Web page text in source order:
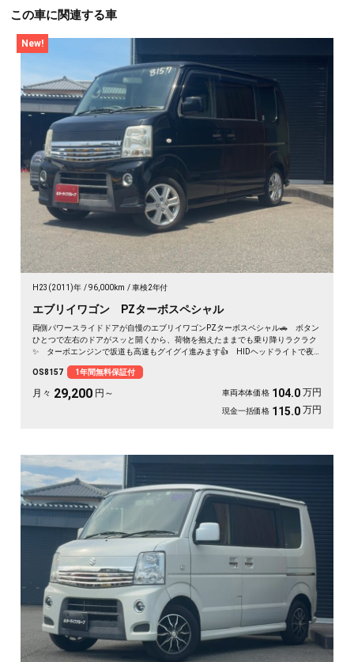
この車に関連する車
New!
H23(2011)年 96,000km 車検2年付
エブリイワゴン PZターボスペシャル
両側パワースライドドアが自慢のエブリイワゴンPZターボスペシャル🚗 ボタン
ひとつで左右のドアがスッと開くから、荷物を抱えたままでも乗り降りラクラク
✨ ターボエンジンで坂道も高速もグイグイ進みます👍 HIDヘッドライトで夜
とアウトドアへ繰り出したくなる一台です🚗 前向きな一歩を応援する《1年保証
付》です📌
OS8157 1年間無料保証付
月々 29,200 円～ 車両本体価格 104.0 万円
現金一括価格 115.0 万円